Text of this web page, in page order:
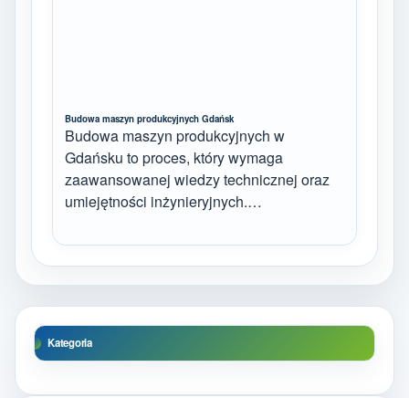
Budowa maszyn produkcyjnych Gdańsk
Budowa maszyn produkcyjnych w
Gdańsku to proces, który wymaga
zaawansowanej wiedzy technicznej oraz
umiejętności inżynieryjnych.…
Kategoria